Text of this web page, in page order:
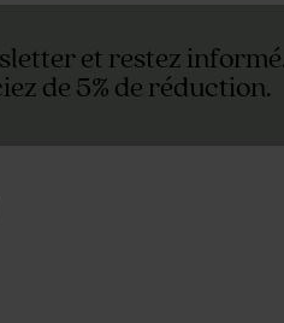
et restez
de 5% de réduction.